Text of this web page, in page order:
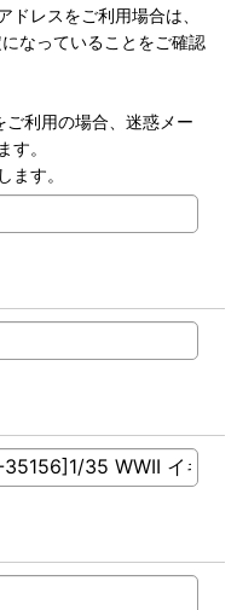
レスをご利用場合は、
なっていることをご確認
利用の場合、迷惑メー
す。
ます。